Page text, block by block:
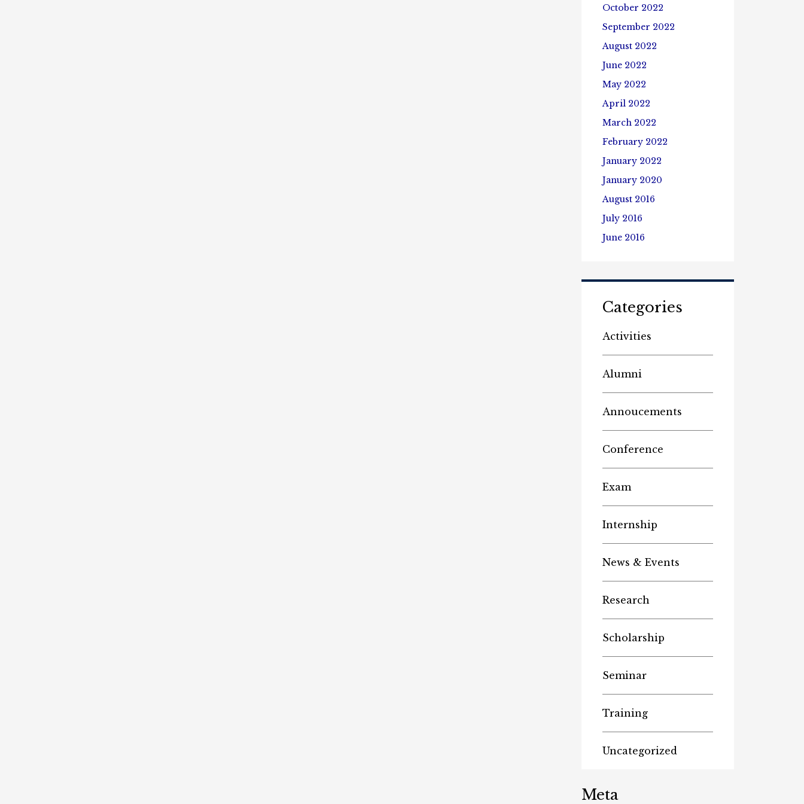
October 2022
September 2022
August 2022
June 2022
May 2022
April 2022
March 2022
February 2022
January 2022
January 2020
August 2016
July 2016
June 2016
Categories
Activities
Alumni
Annoucements
Conference
Exam
Internship
News & Events
Research
Scholarship
Seminar
Training
Uncategorized
Meta